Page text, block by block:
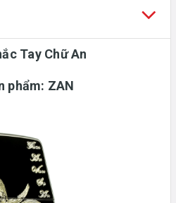
Tay Chữ An
phẩm: ZAN